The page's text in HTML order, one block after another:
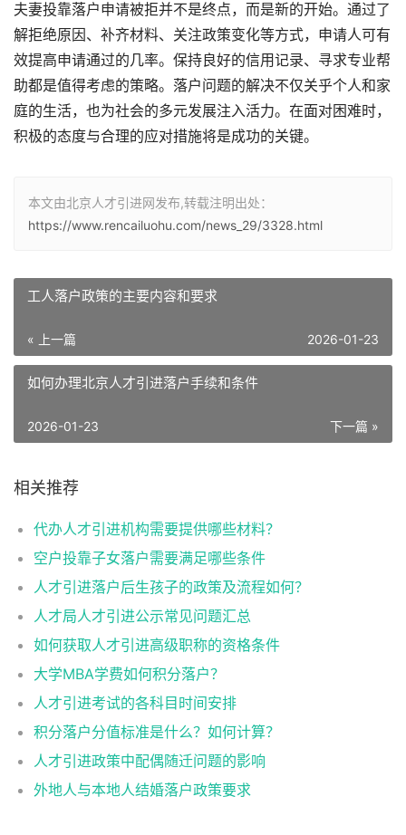
夫妻投靠落户申请被拒并不是终点，而是新的开始。通过了
解拒绝原因、补齐材料、关注政策变化等方式，申请人可有
效提高申请通过的几率。保持良好的信用记录、寻求专业帮
助都是值得考虑的策略。落户问题的解决不仅关乎个人和家
庭的生活，也为社会的多元发展注入活力。在面对困难时，
积极的态度与合理的应对措施将是成功的关键。
本文由北京人才引进网发布,转载注明出处：
https://www.rencailuohu.com/news_29/3328.html
工人落户政策的主要内容和要求
« 上一篇 2026-01-23
如何办理北京人才引进落户手续和条件
下一篇 »
2026-01-23
相关推荐
代办人才引进机构需要提供哪些材料？
空户投靠子女落户需要满足哪些条件
人才引进落户后生孩子的政策及流程如何？
人才局人才引进公示常见问题汇总
如何获取人才引进高级职称的资格条件
大学MBA学费如何积分落户？
人才引进考试的各科目时间安排
积分落户分值标准是什么？如何计算？
人才引进政策中配偶随迁问题的影响
外地人与本地人结婚落户政策要求